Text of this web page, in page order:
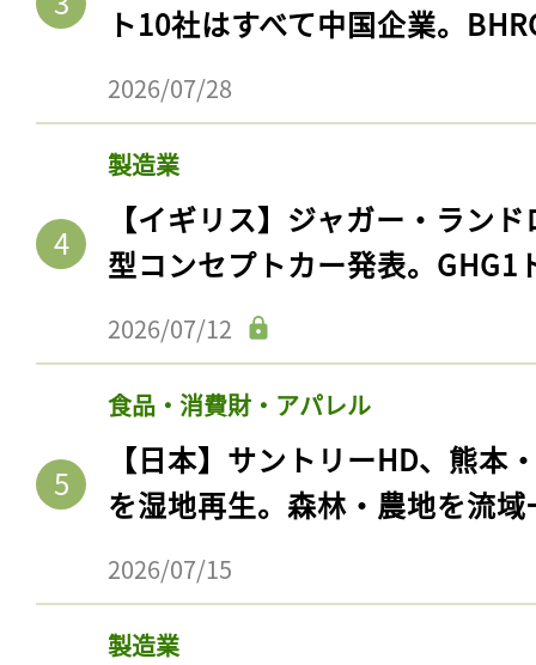
ト10社はすべて中国企業。
2026/07/28
製造業
【イギリス】ジャガー・ラン
型コンセプトカー発表。GHG1
2026/07/12
食品・消費財・アパレル
【日本】サントリーHD、熊本
を湿地再生。森林・農地を流
2026/07/15
製造業